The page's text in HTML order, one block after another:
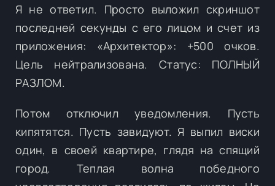
Я не ответил. Просто выложил скриншот
последней секунды с его лицом и счет из
приложения: «Архитектор»: +500 очков.
Цель нейтрализована. Статус: ПОЛНЫЙ
РАЗЛОМ.
Потом отключил уведомления. Пусть
кипятятся. Пусть завидуют. Я выпил виски
один, в своей квартире, глядя на спящий
город. Теплая волна победного